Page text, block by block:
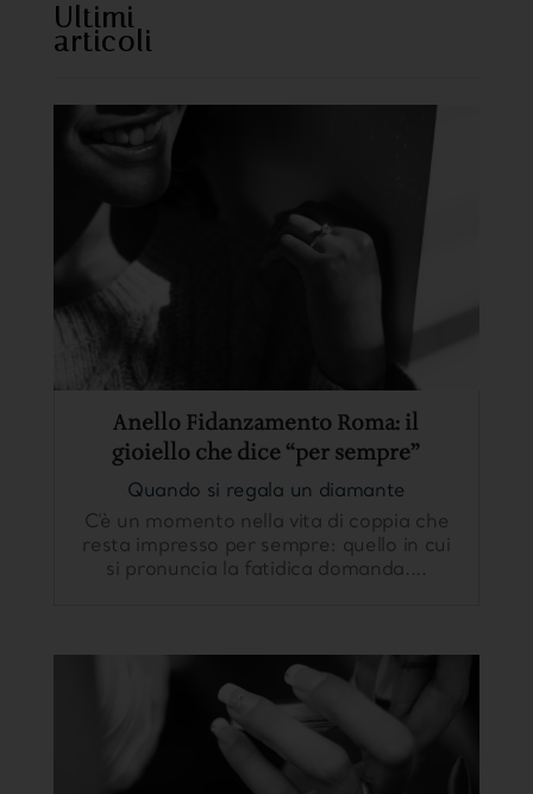
Ultimi
articoli
Anello Fidanzamento Roma: il
gioiello che dice “per sempre”
Quando si regala un diamante
C’è un momento nella vita di coppia che
resta impresso per sempre: quello in cui
si pronuncia la fatidica domanda....